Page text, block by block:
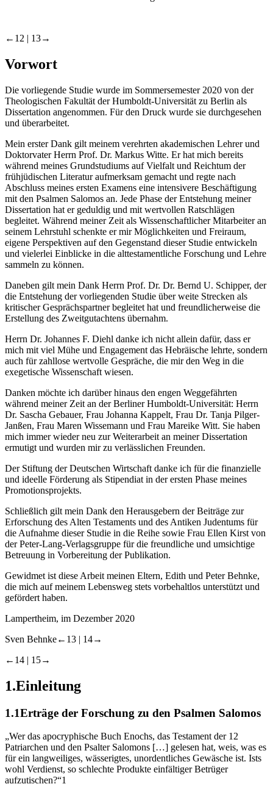
←12 | 13→
Vorwort
Die vorliegende Studie wurde im Sommersemester 2020 von der
Theologischen Fakultät der Humboldt-Universität zu Berlin als
Dissertation angenommen. Für den Druck wurde sie durchgesehen
und überarbeitet.
Mein erster Dank gilt meinem verehrten akademischen Lehrer und
Doktorvater Herrn Prof. Dr. Markus Witte. Er hat mich bereits
während meines Grundstudiums auf Vielfalt und Reichtum der
frühjüdischen Literatur aufmerksam gemacht und regte nach
Abschluss meines ersten Examens eine intensivere Beschäftigung
mit den Psalmen Salomos an. Jede Phase der Entstehung meiner
Dissertation hat er geduldig und mit wertvollen Ratschlägen
begleitet. Während meiner Zeit als Wissenschaftlicher Mitarbeiter an
seinem Lehrstuhl schenkte er mir Möglichkeiten und Freiraum,
eigene Perspektiven auf den Gegenstand dieser Studie entwickeln
und vielerlei Einblicke in die alttestamentliche Forschung und Lehre
sammeln zu können.
Daneben gilt mein Dank Herrn Prof. Dr. Dr. Bernd U. Schipper, der
die Entstehung der vorliegenden Studie über weite Strecken als
kritischer Gesprächspartner begleitet hat und freundlicherweise die
Erstellung des Zweitgutachtens übernahm.
Herrn Dr. Johannes F. Diehl danke ich nicht allein dafür, dass er
mich mit viel Mühe und Engagement das Hebräische lehrte, sondern
auch für zahllose wertvolle Gespräche, die mir den Weg in die
exegetische Wissenschaft wiesen.
Danken möchte ich darüber hinaus den engen Weggefährten
während meiner Zeit an der Berliner Humboldt-Universität: Herrn
Dr. Sascha Gebauer, Frau Johanna Kappelt, Frau Dr. Tanja Pilger-
Janßen, Frau Maren Wissemann und Frau Mareike Witt. Sie haben
mich immer wieder neu zur Weiterarbeit an meiner Dissertation
ermutigt und wurden mir zu verlässlichen Freunden.
Der Stiftung der Deutschen Wirtschaft danke ich für die finanzielle
und ideelle Förderung als Stipendiat in der ersten Phase meines
Promotionsprojekts.
Schließlich gilt mein Dank den Herausgebern derBeiträge zur
Erforschung des Alten Testaments und des Antiken Judentums für
die Aufnahme dieser Studie in die Reihe sowie Frau Ellen Kirst von
der Peter-Lang-Verlagsgruppe für die freundliche und umsichtige
Betreuung in Vorbereitung der Publikation.
Gewidmet ist diese Arbeit meinen Eltern, Edith und Peter Behnke,
die mich auf meinem Lebensweg stets vorbehaltlos unterstützt und
gefördert haben.
Lampertheim, im Dezember 2020
Sven Behnke←13 | 14→
←14 | 15→
1.Einleitung
1.1Erträge der Forschung zu den Psalmen Salomos
„Wer das apocryphische Buch Enochs, das Testament der 12
Patriarchen und den Psalter Salomons […] gelesen hat, weis, was es
für ein langweiliges, wässerigtes, unordentliches Gewäsche ist. Ists
wohl Verdienst, so schlechte Produkte einfältiger Betrüger
aufzutischen?“1